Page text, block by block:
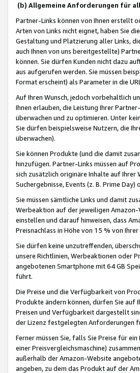
(b) Allgemeine Anforderungen für
Partner-Links können von Ihnen erstellt
Arten von Links nicht eignet, haben Sie
Gestaltung und Platzierung aller Links,
auch Ihnen von uns bereitgestellte)
können. Sie dürfen Kunden nicht dazu
aus aufgerufen werden. Sie müssen
Format erscheint) als Parameter in die
Auf Ihren Wunsch, jedoch vorbehaltlich
Ihnen erlauben, die Leistung Ihrer
überwachen und zu optimieren. Unter
Sie dürfen beispielsweise Nutzern, die
überwachen).
Sie können Produkte (und die damit
hinzufügen. Partner-Links müssen auf
sich zusätzlich originäre Inhalte auf
Suchergebnisse, Events (z. B. Prime
Sie müssen sämtliche Links und damit
Werbeaktion auf der jeweiligen
einstellen und darauf hinweisen, dass
Preisnachlass in Höhe von 15 % von
Sie dürfen keine unzutreffenden,
unsere Richtlinien, Werbeaktionen oder
angebotenen Smartphone mit 64 GB
führt.
Die Preise und die Verfügbarkeit von
Produkte ändern können, dürfen Sie auf
Preisen und Verfügbarkeit dargestellt
der Lizenz festgelegten Anforderungen
Ferner müssen Sie, falls Sie Preise für
einer Preisvergleichsmaschine)
außerhalb der Amazon-Website
angeben, zu dem das Produkt auf der